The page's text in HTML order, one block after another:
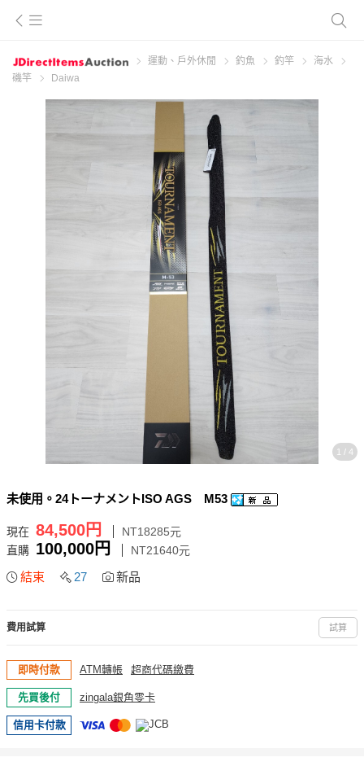
運動、戶外休閒 釣魚 釣竿
海水
磯竿
Daiwa
1 / 4
未使用。24トーナメントISO AGS M53
現在 84,500円
NT18285元
直購 100,000円 NT21640元
結束 27 新品
費用試算 試算
即時付款 ATM轉帳 超商代碼繳費
先買後付 zingala銀角零卡
信用卡付款